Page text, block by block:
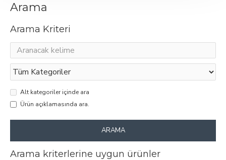
Arama
Arama Kriteri
Alt kategoriler içinde ara
Ürün açıklamasında ara.
ARAMA
Arama kriterlerine uygun ürünler